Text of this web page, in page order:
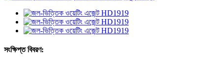
সংক্ষিপ্ত বিবরণ: